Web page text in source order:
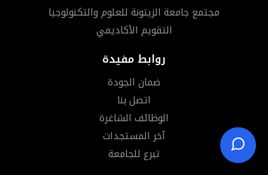
مجتمع جامعة الزيتونة للعلوم والتكنولوجيا
التقويم الأكاديمي
روابط مفيدة
ضمان الجودة
اتصل بنا
الوظائف الشاغرة
آخر المستجدات
تبرع للجامعة